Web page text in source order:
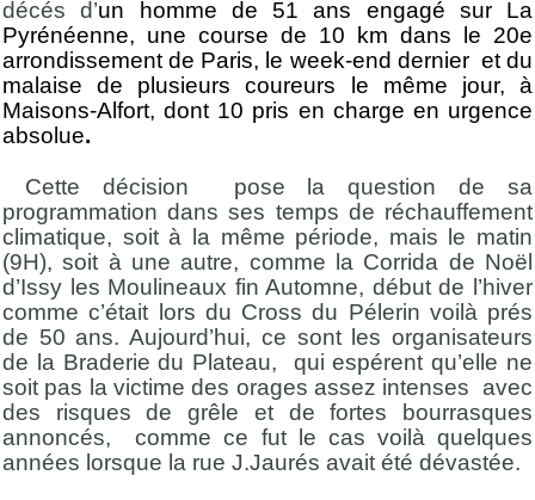
décés d’un homme de 51 ans engagé sur La
Pyrénéenne, une course de 10 km dans le 20e
arrondissement de Paris, le week-end dernier et du
malaise de plusieurs coureurs le même jour, à
Maisons-Alfort, dont 10 pris en charge en urgence
absolue.
Cette décision pose la question de sa
programmation dans ses temps de réchauffement
climatique, soit à la même période, mais le matin
(9H), soit à une autre, comme la Corrida de Noël
d’Issy les Moulineaux fin Automne, début de l’hiver
comme c’était lors du Cross du Pélerin voilà prés
de 50 ans. Aujourd’hui, ce sont les organisateurs
de la Braderie du Plateau, qui espérent qu’elle ne
soit pas la victime des orages assez intenses avec
des risques de grêle et de fortes bourrasques
annoncés, comme ce fut le cas voilà quelques
années lorsque la rue J.Jaurés avait été dévastée.